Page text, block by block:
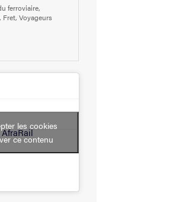
ferroviaire,
Fret, Voyageurs
les cookies
ce contenu